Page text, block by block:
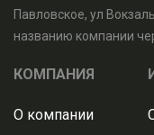
Павловское, ул
названию компании
КОМПАНИЯ
О компании